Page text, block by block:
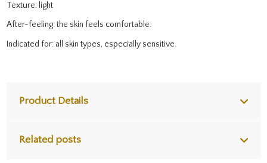
Texture: light
After-feeling: the skin feels comfortable.
Indicated for: all skin types, especially sensitive.
Product Details
Related posts